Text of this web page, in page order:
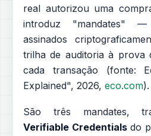
real autorizou uma
introduz "mandates" —
assinados
trilha de auditoria à prova
cada transação (fonte:
Explained", 2026, eco.com).
São três mandates,
Verifiable Credentialsdo